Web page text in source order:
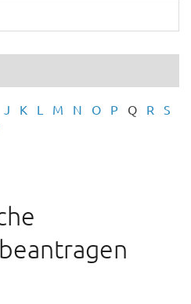
J K L M N O P Q R
S